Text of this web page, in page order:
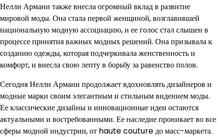
Нелли Армани также внесла огромный вклад в развитие
мировой моды. Она стала первой женщиной, возглавившей
национальную модную ассоциацию, и ее голос стал слышен в
процессе принятия важных модных решений. Она призывала к
созданию одежды, которая подчеркивала женственность и
комфорт, и внесла свою лепту в борьбу за равенство полов.
Сегодня Нелли Армани продолжает вдохновлять дизайнеров и
модные марки своим элегантным и стильным видением моды.
Ее классические дизайны и инновационные идеи остаются
актуальными и востребованными. Ее наследие проникает во все
сферы модной индустрии, от haute couture до масс-маркета.